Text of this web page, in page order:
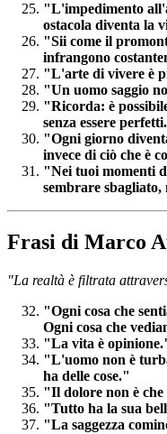
"L'impedimento
ostacola diventa la
"Sii come il
infrangono
"L'arte di vivere è
"Un uomo saggio
"Ricorda: è
senza essere
"Ogni giorno
invece di ciò che è
"Nei tuoi momenti
sembrare sbagliato,
Frasi di Marco
"La realtà è filtrata
"Ogni cosa che
Ogni cosa che
"La vita è
"L'uomo non è
ha delle cose."
"Il dolore non è
"Tutto ha la sua
"La saggezza